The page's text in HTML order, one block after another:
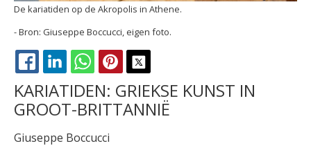
De kariatiden op de Akropolis in Athene.
Giuseppe Boccucci, eigen foto.
FACEBOOK
LINKEDINWHATSAPPPINTEREST
KARIATIDEN: GRIEKSE KUNST IN
GROOT-BRITTANNIË
Giuseppe Boccucci